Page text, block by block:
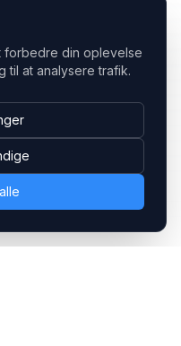
din oplevelse
til at analysere trafik.